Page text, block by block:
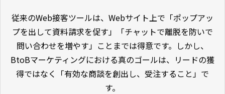
従来のWeb接客ツールは、Webサイト上で「ポップアッ
プを出して資料請求を促す」「チャットで離脱を防いで
問い合わせを増やす」ことまでは得意です。しかし、
BtoBマーケティングにおける真のゴールは、リードの獲
得ではなく「有効な商談を創出し、受注すること」で
す。